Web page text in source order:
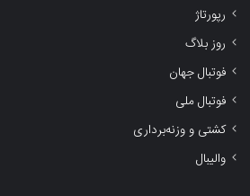
رپورتاژ
روز بلاگ
فوتبال جهان
فوتبال ملی
کشتی و وزنه‌برداری
والیبال